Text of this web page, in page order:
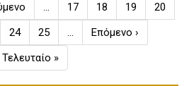
… Σελίδα
17 Σελίδα
18 Σελίδα
19 Σελίδα
20
Σελίδα
24 Σελίδα
25 …
Next
page
Επόμενο ›
Last
page
Τελευταίο »